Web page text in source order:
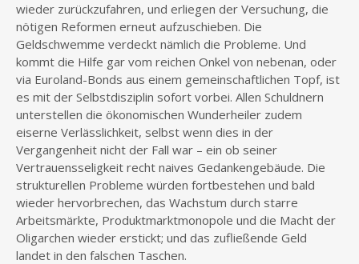
wieder zurückzufahren, und erliegen der Versuchung, die
nötigen Reformen erneut aufzuschieben. Die
Geldschwemme verdeckt nämlich die Probleme. Und
kommt die Hilfe gar vom reichen Onkel von nebenan, oder
via Euroland-Bonds aus einem gemeinschaftlichen Topf, ist
es mit der Selbstdisziplin sofort vorbei. Allen Schuldnern
unterstellen die ökonomischen Wunderheiler zudem
eiserne Verlässlichkeit, selbst wenn dies in der
Vergangenheit nicht der Fall war – ein ob seiner
Vertrauensseligkeit recht naives Gedankengebäude. Die
strukturellen Probleme würden fortbestehen und bald
wieder hervorbrechen, das Wachstum durch starre
Arbeitsmärkte, Produktmarktmonopole und die Macht der
Oligarchen wieder erstickt; und das zufließende Geld
landet in den falschen Taschen.